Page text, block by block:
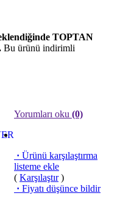
TOPTAN
Bu ürünü indirimli
Yorumları oku (0)
· Ürünü karşılaştırma
listeme ekle
( Karşılaştır)
· Fiyatı düşünce bildir